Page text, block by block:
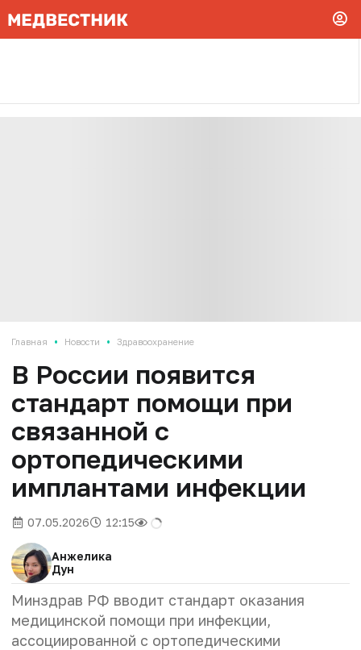
Главная • Новости • Здравоохранение
В России появится
стандарт помощи при
связанной с
ортопедическими
имплантами инфекции
07.05.2026 12:15
Анжелика
Дун
Минздрав РФ вводит стандарт оказания
медицинской помощи при инфекции,
ассоциированной с ортопедическими